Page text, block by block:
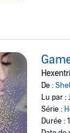
De :
Lu par :
Série :
Durée :